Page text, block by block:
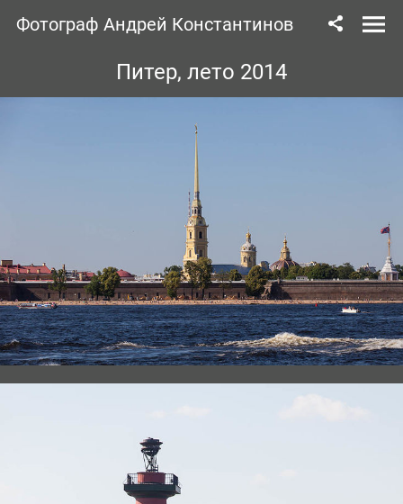
Фотограф Андрей Константинов
Питер, лето 2014